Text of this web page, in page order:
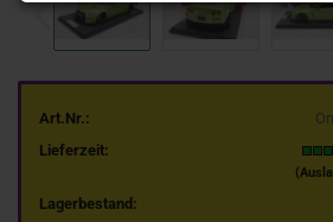
Art.Nr.:
Lieferzeit:
Lagerbestand: